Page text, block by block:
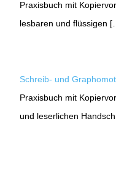
Praxisbuch mit
lesbaren und flüssigen
Schreib- und
Praxisbuch mit
und leserlichen